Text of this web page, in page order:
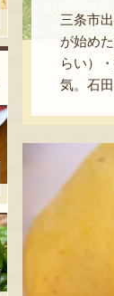
三条市
が始め
らい）
気。石